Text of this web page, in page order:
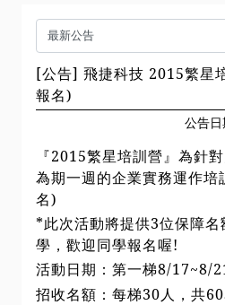
[公告] 飛捷科技 2015繁星
報名)
公告
『2015繁星培訓營』為針
為期一週的企業實務運作
名)
*此次活動將提供3位保障
學，歡迎同學報名喔!
活動日期：第一梯8/17~8/
招收名額：每梯30人，共60